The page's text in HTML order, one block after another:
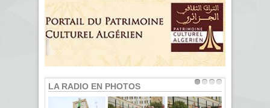
LA RADIO EN PHOTOS